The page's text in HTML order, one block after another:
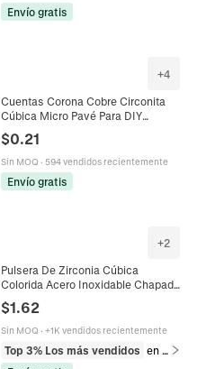
Envío gratis
+4
Cuentas Corona Cobre Circonita
Cúbica Micro Pavé Para DIY
Pulsera Collar Suministros Joyería
Amuleto Elegante
$0.21
Sin MOQ · 594 vendidos recientemente
Envío gratis
+2
Pulsera De Zirconia Cúbica
Colorida Acero Inoxidable Chapado
En Oro De 18K Minimalista Bisel
Redondo Joyería Para Mujer
$1.62
Sin MOQ · +1K vendidos recientemente
Top 3% Los más vendidos
en Pulseras